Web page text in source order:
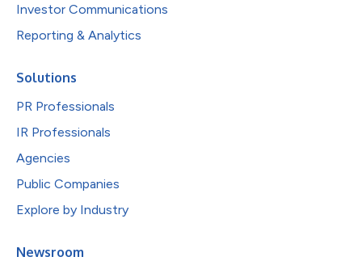
Investor Communications
Reporting & Analytics
Solutions
PR Professionals
IR Professionals
Agencies
Public Companies
Explore by Industry
Newsroom